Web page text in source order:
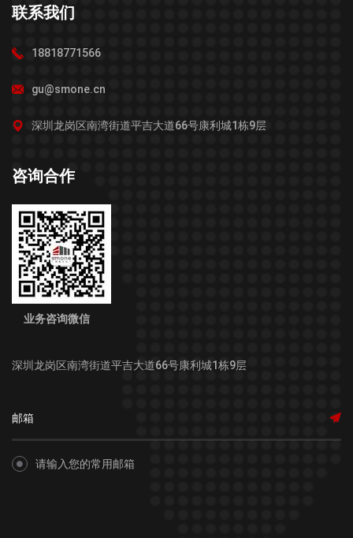
联系我们
18818771566
gu@smone.cn
深圳龙岗区南湾街道平吉大道66号康利城1栋9层
咨询合作
业务咨询微信
深圳龙岗区南湾街道平吉大道66号康利城1栋9层
请输入您的常用邮箱